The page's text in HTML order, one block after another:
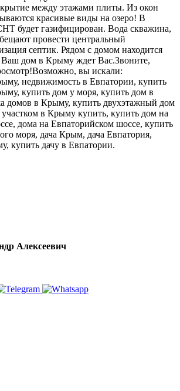
между этaжaми плиты. Из окон
красивые виды на озеро! В
будет газифицирован. Вода скважина,
провести центральный
септик. Рядом с домом находится
Ваш дом в Крыму ждет Вас.Звоните,
вы искали:
недвижимость в Евпатории, купить
купить дом у моря, купить дом в
домов в Крыму, купить двухэтажный дом
в Крыму купить, купить дом на
дома на Евпаторийском шоссе, купить
моря, дача Крым, дача Евпатория,
купить дачу в Евпатории.
Алексеевич